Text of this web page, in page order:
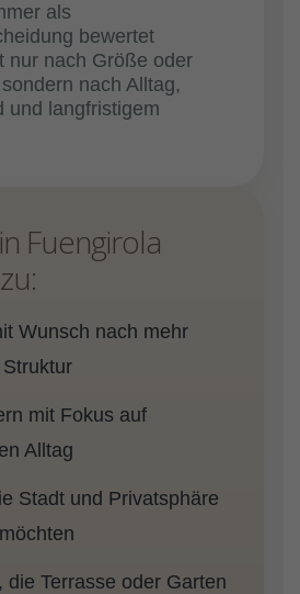
als
bewertet
nur nach Größe oder
nach Alltag,
und langfristigem
Fuengirola
Wunsch nach mehr
mit Fokus auf
Alltag
Stadt und Privatsphäre
die Terrasse oder Garten